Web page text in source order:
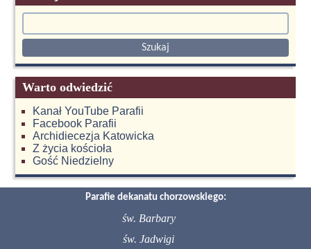
Warto odwiedzić
Kanał YouTube Parafii
Facebook Parafii
Archidiecezja Katowicka
Z życia kościoła
Gość Niedzielny
Parafie dekanatu chorzowskiego:
św. Barbary
św. Jadwigi